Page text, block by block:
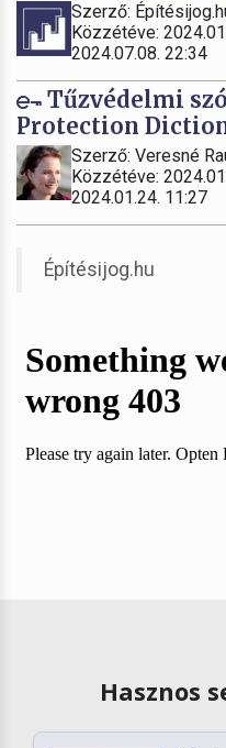
Szerző:
Közzétéve:
2024.07.08. 22:34
Tűzvédelmi
Protection
Szerző: Veresné
Közzétéve:
2024.01.24. 11:27
Építésijog.hu
Hasznos